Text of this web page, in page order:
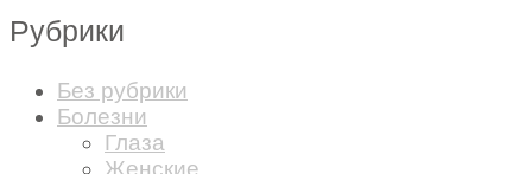
Рубрики
Без рубрики
Болезни
Глаза
Женские